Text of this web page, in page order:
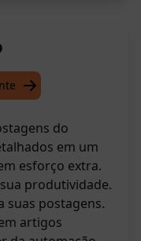
do
em um
esforço extra.
produtividade.
suas postagens.
artigos